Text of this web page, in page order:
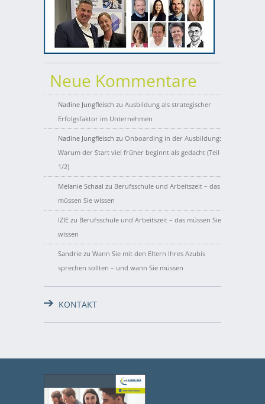
Neue Kommentare
Nadine Jungfleisch zu Ausbildung als strategischer
Erfolgsfaktor im Unternehmen
Nadine Jungfleisch zu Onboarding in der Ausbildung:
Warum der Start viel früher beginnt als gedacht (Teil
1/2)
Melanie Schaal zu Berufsschule und Arbeitszeit – das
müssen Sie wissen
IZIE zu Berufsschule und Arbeitszeit – das müssen Sie
wissen
Sandrie zu Wann Sie mit den Eltern Ihres Azubis
sprechen sollten – und wann Sie müssen
KONTAKT